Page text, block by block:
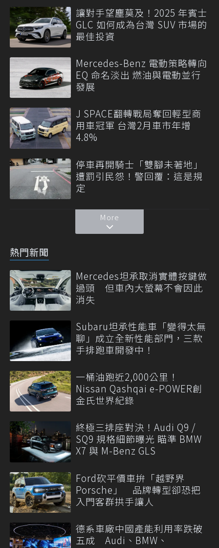
讓對手望塵莫及！2025 年賓士
GLC 如何成為台灣 SUV 市場的
最佳投資
Mercedes-Benz 電動策略轉向
EQ 命名淡出 燃油與電動並行
發展
J SPACE翻轉戰局奪回輕型商
用車冠軍 台灣2月車市年增
4.8%
停車再開騎士「雙腳未著地」
遭罰引民怨！警回覆：這是規
定
More
熱門新聞
Mercedes坦承取消實體按鍵做
過頭 但車內大螢幕不會因此
消失
Subaru坦承性能車「變得太無
聊」成立全新性能部門，三款
手排跑車開發中！
一桶油跑近2,000公里！
Nissan Qashqai e-POWER創
金氏世界紀錄
終極三排座對決！Audi Q9 /
SQ9 規格細節曝光 瞄準 BMW
X7 與 M-Benz GLS
Ford砍平價車拚「越野界
Porsche」 品牌轉型卻恐把
入門客群拱手讓人
德系車廠中國產能利用率跌破
五成 Audi、BMW、